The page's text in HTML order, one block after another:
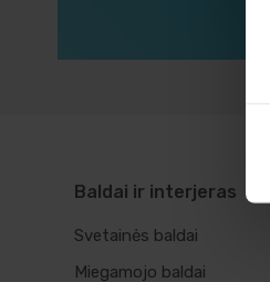
Baldai ir interjeras
Svetainės baldai
Miegamojo baldai